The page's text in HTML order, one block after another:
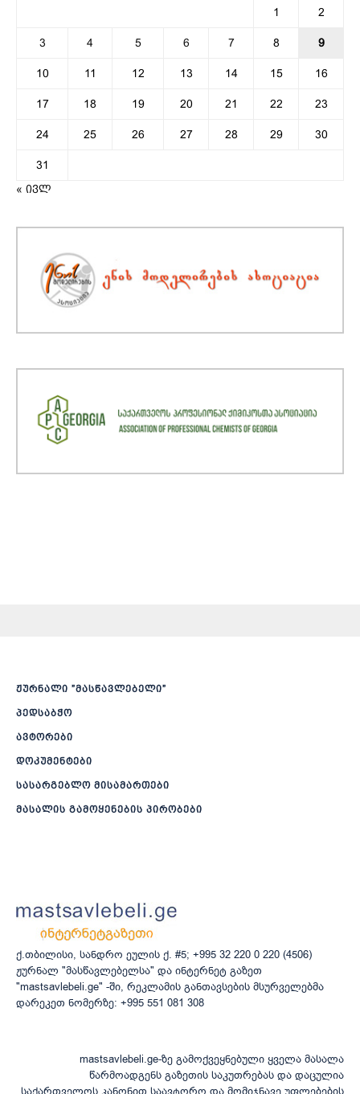
1 2
3 4 5 6 7 8 9
10 11 12 13 14 15 16
17 18 19 20 21 22 23
24 25 26 27 28 29 30
31
« ივლ
ჟურნალი ”მასწავლებელი”
პედსაბჭო
ავტორები
დოკუმენტები
სასარგებლო მისამართები
მასალის გამოყენების პირობები
ქ.თბილისი, სანდრო ეულის ქ. #5; +995 32 220 0 220 (4506)
ჟურნალ "მასწავლებელსა" და ინტერნეტ გაზეთ
"mastsavlebeli.ge" -ში, რეკლამის განთავსების მსურველებმა
დარეკეთ ნომერზე: +995 551 081 308
mastsavlebeli.ge-ზე გამოქვეყნებული ყველა მასალა
წარმოადგენს გაზეთის საკუთრებას და დაცულია